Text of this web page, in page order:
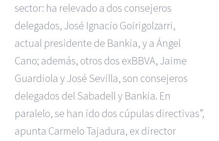
sector: ha relevado a dos consejeros
delegados, José Ignacio Goirigolzarri,
actual presidente de Bankia, y a Ángel
Cano; además, otros dos exBBVA, Jaime
Guardiola y José Sevilla, son consejeros
delegados del Sabadell y Bankia. En
paralelo, se han ido dos cúpulas directivas”,
apunta Carmelo Tajadura, ex director